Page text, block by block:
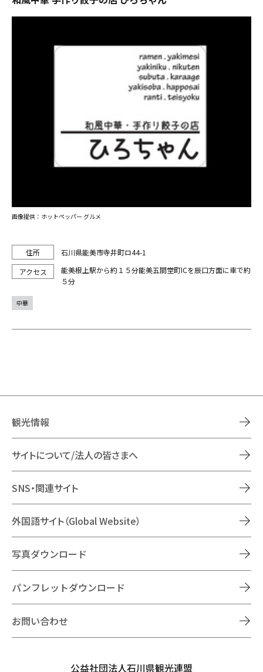
石川県能美市寺井町ロ44-1
能美根上駅から約１５分能美五間堂町ICを辰口方面に車で約
５分
画像提供：ホットペッパー グルメ
中華
観光情報
サイトについて/法人の皆さまへ
SNS・関連サイト
外国語サイト（Global Website）
写真ダウンロード
パンフレットダウンロード
お問い合わせ
公益社団法人石川県観光連盟